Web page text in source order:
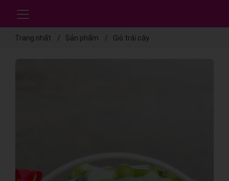
Trang nhất Sản phẩm Giỏ trái cây